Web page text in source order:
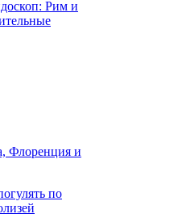
Флоренция и
по